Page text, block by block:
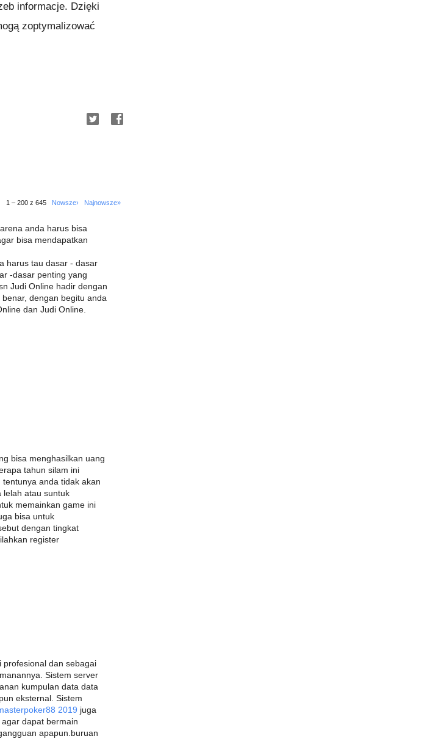
informacje. Dzięki
zoptymalizować
1 – 200 z 645 Nowsze› Najnowsze»
anda harus bisa
bisa mendapatkan
harus tau dasar - dasar
-dasar penting yang
Judi Online hadir dengan
dengan begitu anda
dan Judi Online.
bisa menghasilkan uang
tahun silam ini
anda tidak akan
lelah atau suntuk
memainkan game ini
bisa untuk
dengan tingkat
register
profesional dan sebagai
Sistem server
kumpulan data data
eksternal. Sistem
2019 juga
agar dapat bermain
apapun.buruan